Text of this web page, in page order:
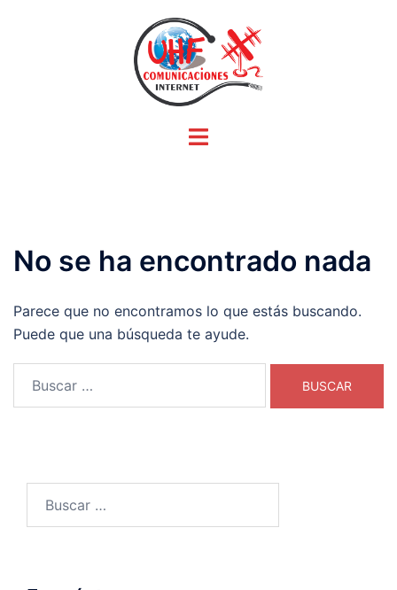
Alternar
No se ha encontrado nada
Parece que no encontramos lo que estás buscando.
Puede que una búsqueda te ayude.